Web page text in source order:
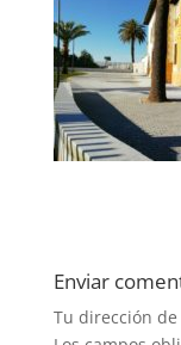
Enviar
Tu dirección